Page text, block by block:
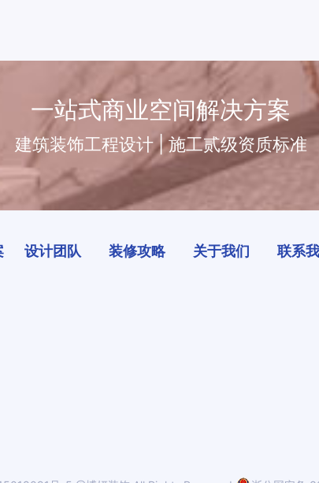
一站式商业空间解决方案
建筑装饰工程设计 | 施工贰级资质标准
设计团队 装修攻略 关于我们 联系